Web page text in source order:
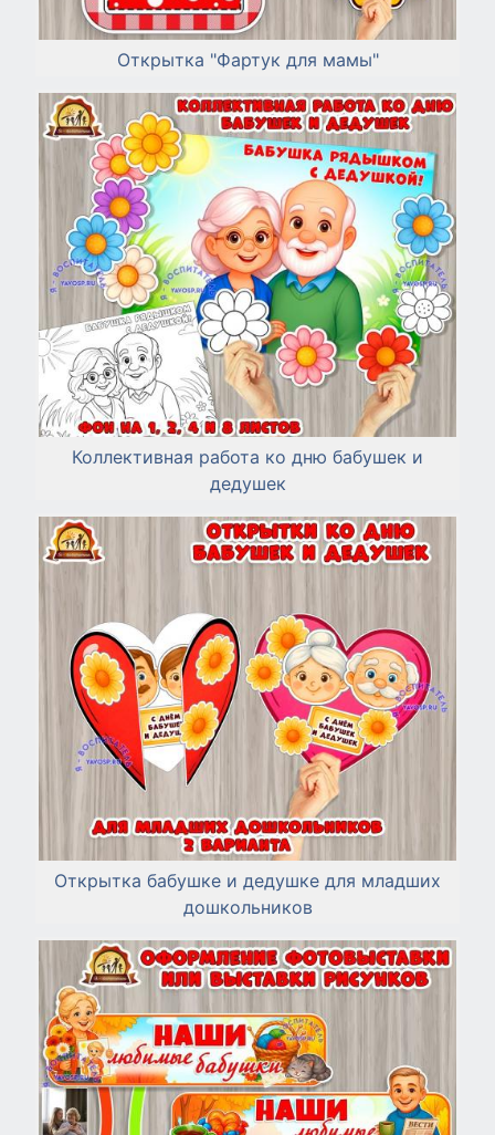
Открытка "Фартук для мамы"
Коллективная работа ко дню бабушек и
дедушек
Открытка бабушке и дедушке для младших
дошкольников